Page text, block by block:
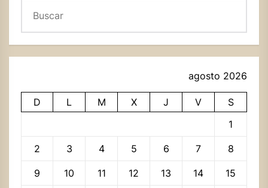
agosto 2026
D L M X J V
S
1
2 3 4 5 6 7 8
9 10 11 12 13 14 15